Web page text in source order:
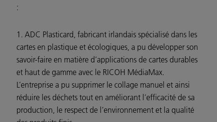
:
1. ADC Plasticard, fabricant irlandais spécialisé dans les
cartes en plastique et écologiques, a pu développer son
savoir-faire en matière d’applications de cartes durables
et haut de gamme avec le RICOH MédiaMax.
L’entreprise a pu supprimer le collage manuel et ainsi
réduire les déchets tout en améliorant l’efficacité de sa
production, le respect de l’environnement et la qualité